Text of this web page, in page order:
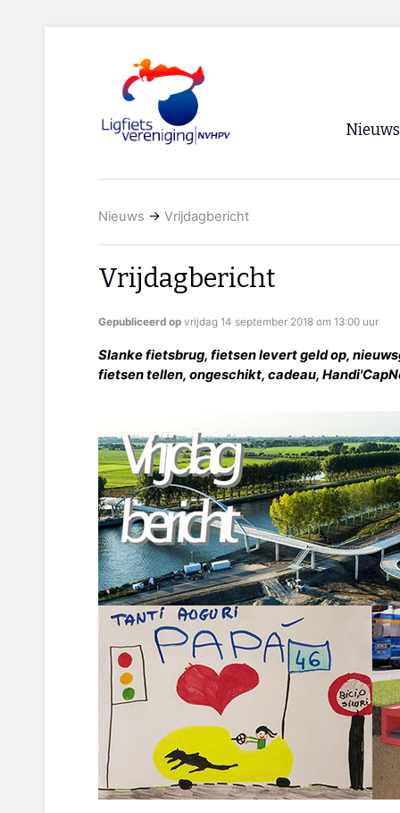
Nieuws
Nieuws → Vrijdagbericht
Vrijdagbericht
Gepubliceerd op vrijdag 14 september 2018 om 13:00 uur
Slanke fietsbrug, fietsen levert geld op,
fietsen tellen, ongeschikt, cadeau,